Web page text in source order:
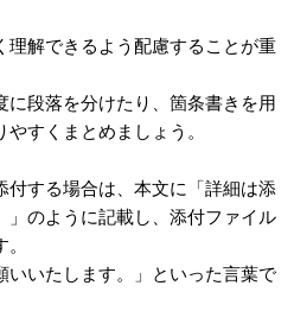
理解できるよう配慮することが重
に段落を分けたり、箇条書きを用
すくまとめましょう。
付する場合は、本文に「詳細は添
」のように記載し、添付ファイル
いいたします。」といった言葉で